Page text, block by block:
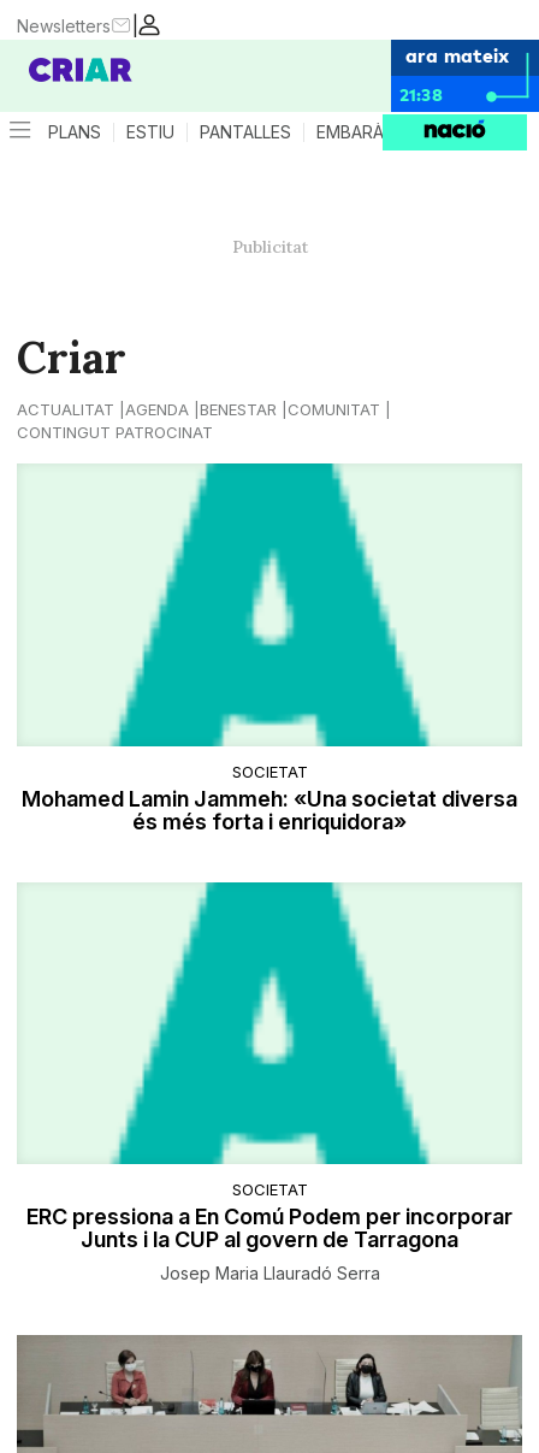
|
Newsletters
ara mateix
21:38
PLANS ESTIU PANTALLES EMBARÀS CRIANÇA
Criar
ACTUALITAT AGENDA BENESTAR
COMUNITAT
CONTINGUT PATROCINAT
SOCIETAT
Mohamed Lamin Jammeh: «Una societat diversa
és més forta i enriquidora»
SOCIETAT
ERC pressiona a En Comú Podem per incorporar
Junts i la CUP al govern de Tarragona
Josep Maria Llauradó Serra